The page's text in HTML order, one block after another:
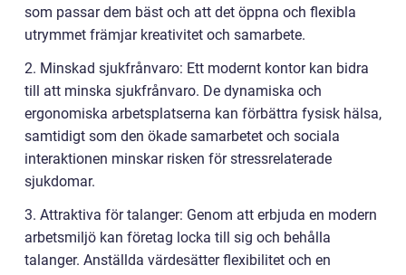
som passar dem bäst och att det öppna och flexibla
utrymmet främjar kreativitet och samarbete.
2. Minskad sjukfrånvaro: Ett modernt kontor kan bidra
till att minska sjukfrånvaro. De dynamiska och
ergonomiska arbetsplatserna kan förbättra fysisk hälsa,
samtidigt som den ökade samarbetet och sociala
interaktionen minskar risken för stressrelaterade
sjukdomar.
3. Attraktiva för talanger: Genom att erbjuda en modern
arbetsmiljö kan företag locka till sig och behålla
talanger. Anställda värdesätter flexibilitet och en